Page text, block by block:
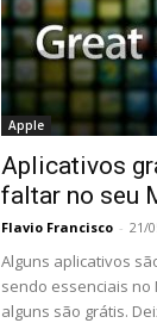
Apple
Aplicativos
faltar no seu
Flavio Francisco - 21/
Alguns aplicativos
sendo essenciais no
alguns são grátis.